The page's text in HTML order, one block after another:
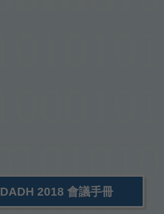
DADH 2018 會議手冊